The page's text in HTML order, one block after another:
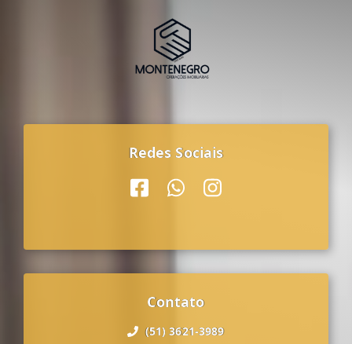
Redes Sociais
Contato
(51) 3621-3989